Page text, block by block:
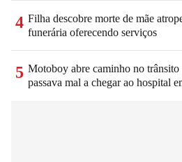
4 Filha descobre morte de mãe
funerária oferecendo serviços
5 Motoboy abre caminho no
passava mal a chegar ao hospital